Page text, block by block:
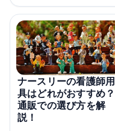
ナースリーの看護師用
具はどれがおすすめ？
通販での選び方を解
説！